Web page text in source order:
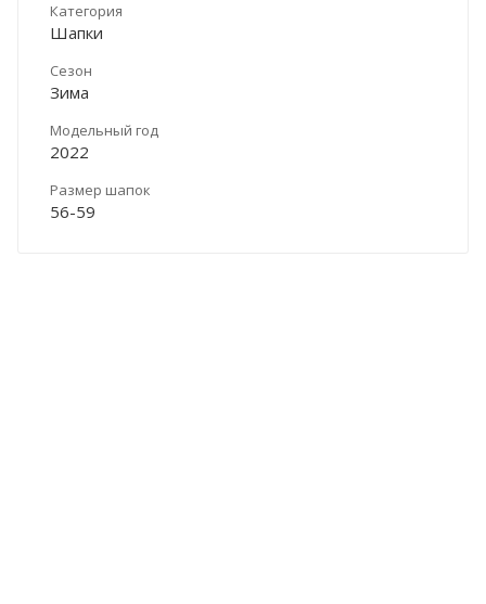
Категория
Шапки
Сезон
Зима
Модельный год
2022
Размер шапок
56-59